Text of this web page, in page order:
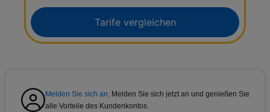
Tarife vergleichen
Melden Sie sich an, Melden Sie sich jetzt an und genießen Sie
alle Vorteile des Kundenkontos.